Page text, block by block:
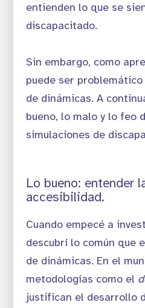
entienden lo que se
discapacitado.
Sin embargo, como
puede ser
de dinámicas. A
bueno, lo malo y lo feo
simulaciones de
Lo bueno: entender
accesibilidad.
Cuando empecé a
descubrí lo común que
de dinámicas. En el
metodologías como el
justifican el desarrollo